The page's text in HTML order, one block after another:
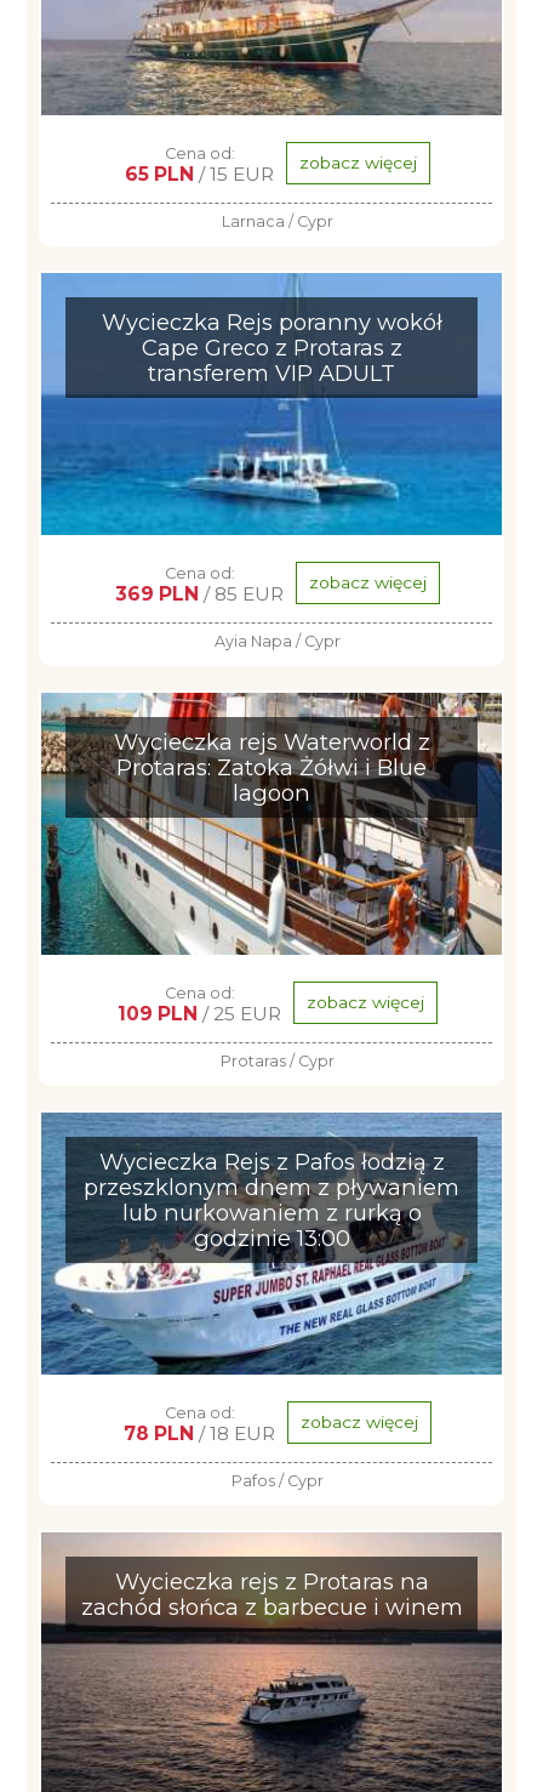
Cena od:
65 PLN / 15 EUR zobacz więcej
Larnaca / Cypr
Wycieczka Rejs poranny wokół
Cape Greco z Protaras z
transferem VIP ADULT
Cena od:
369 PLN / 85 EUR zobacz więcej
Ayia Napa / Cypr
Wycieczka rejs Waterworld z
Protaras: Zatoka Żółwi i Blue
lagoon
Cena od:
109 PLN / 25 EUR zobacz więcej
Protaras / Cypr
Wycieczka Rejs z Pafos łodzią z
przeszklonym dnem z pływaniem
lub nurkowaniem z rurką o
godzinie 13:00
Cena od:
78 PLN / 18 EUR zobacz więcej
Pafos / Cypr
Wycieczka rejs z Protaras na
zachód słońca z barbecue i winem